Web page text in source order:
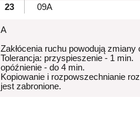
23
09A
A
Zakłócenia ruchu powodują
Tolerancja: przyspieszenie - 1 min.
opóźnienie - do 4 min.
Kopiowanie i rozpowszechnianie
jest zabronione.